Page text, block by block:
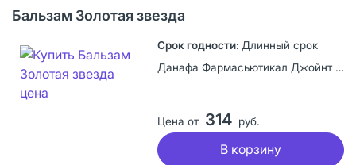
Бальзам Золотая звезда
Длинный срок
Данафа Фармасьютикал Джойнт Сток Компани, Вьетнам
Цена от 314 руб.
В корзину